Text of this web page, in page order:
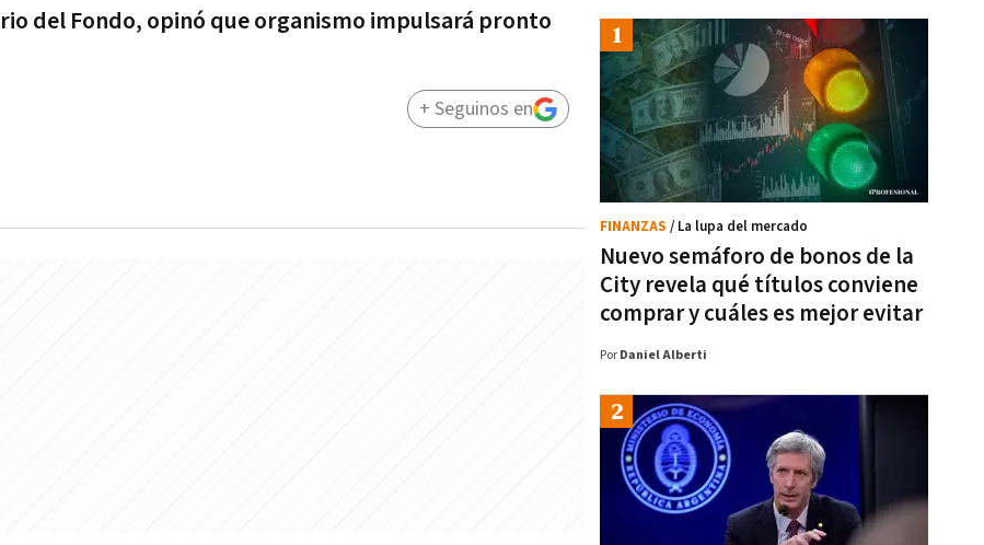
del Fondo, opinó que organismo impulsará pronto
+ Seguinos en
Nuevo semáforo de bonos de la
City revela qué títulos conviene
comprar y cuáles es mejor evitar
FINANZAS / La lupa del mercado
Por Daniel Alberti